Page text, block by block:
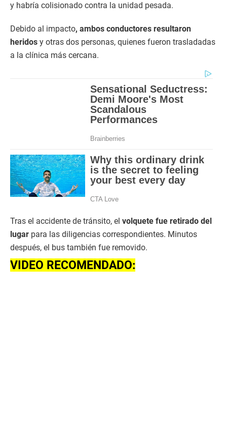
y habría colisionado contra la unidad pesada.
Debido al impacto, ambos conductores resultaron
heridos y otras dos personas, quienes fueron trasladadas
a la clínica más cercana.
Tras el accidente de tránsito, el volquete fue retirado del
lugar para las diligencias correspondientes. Minutos
después, el bus también fue removido.
VIDEO RECOMENDADO: